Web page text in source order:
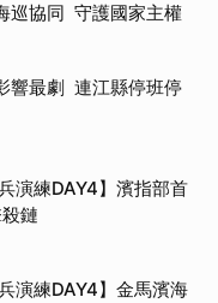
巡協同 守護國家主權
響最劇 連江縣停班停
演練DAY4】濱指部首
鏈
演練DAY4】金馬濱海